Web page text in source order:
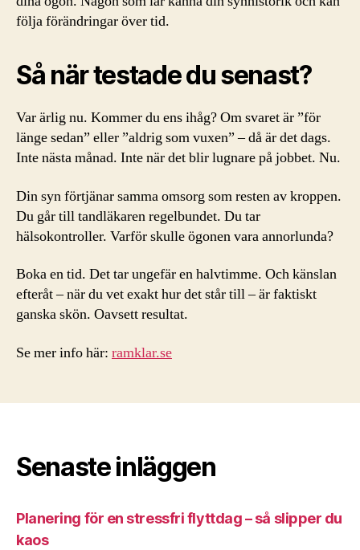
följa förändringar över tid.
Så när testade du senast?
Var ärlig nu. Kommer du ens ihåg? Om svaret är ”för
länge sedan” eller ”aldrig som vuxen” – då är det dags.
Inte nästa månad. Inte när det blir lugnare på jobbet. Nu.
Din syn förtjänar samma omsorg som resten av kroppen.
Du går till tandläkaren regelbundet. Du tar
hälsokontroller. Varför skulle ögonen vara annorlunda?
Boka en tid. Det tar ungefär en halvtimme. Och känslan
efteråt – när du vet exakt hur det står till – är faktiskt
ganska skön. Oavsett resultat.
Se mer info här: ramklar.se
Senaste inläggen
Planering för en stressfri flyttdag – så slipper du
kaos